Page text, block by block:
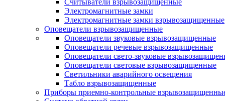
Считыватели взрывозащищенные
Электромагнитные замки
Электромагнитные замки взрывозащищенные
Оповещатели взрывозащищенные
Оповещатели звуковые взрывозащищенные
Оповещатели речевые взрывозащищенные
Оповещатели свето-звуковые
Оповещатели световые взрывозащищенные
Светильники аварийного освещения
Табло взрывозащищенные
Приборы приемно-контрольные